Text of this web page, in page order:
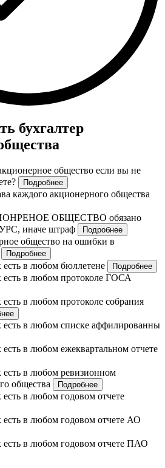
бухгалтер
общество если вы не
Подробнее
каждого акционерного общества
ОБЩЕСТВО обязано
иначе штраф
Подробнее
общество на ошибки в
Подробнее
в любом бюллетене Подробнее
есть в любом протоколе ГОСА
в любом протоколе собрания
в любом списке аффилированны
в любом ежеквартальном отчете
в любом ревизионном
общества
Подробнее
в любом годовом отчете
в любом годовом отчете АО
в любом годовом отчете ПАО